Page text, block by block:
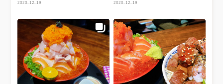
2020-12-19
可以每天來!!
2020-12-19